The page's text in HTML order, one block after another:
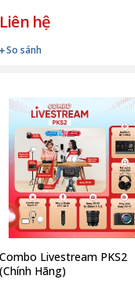
Liên hệ
So sánh
Combo Livestream PKS2
(Chính Hãng)